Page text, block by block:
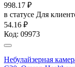
998.17 ₽
в статусе Для
54.16 ₽
Код: 09973
Небулайзерная